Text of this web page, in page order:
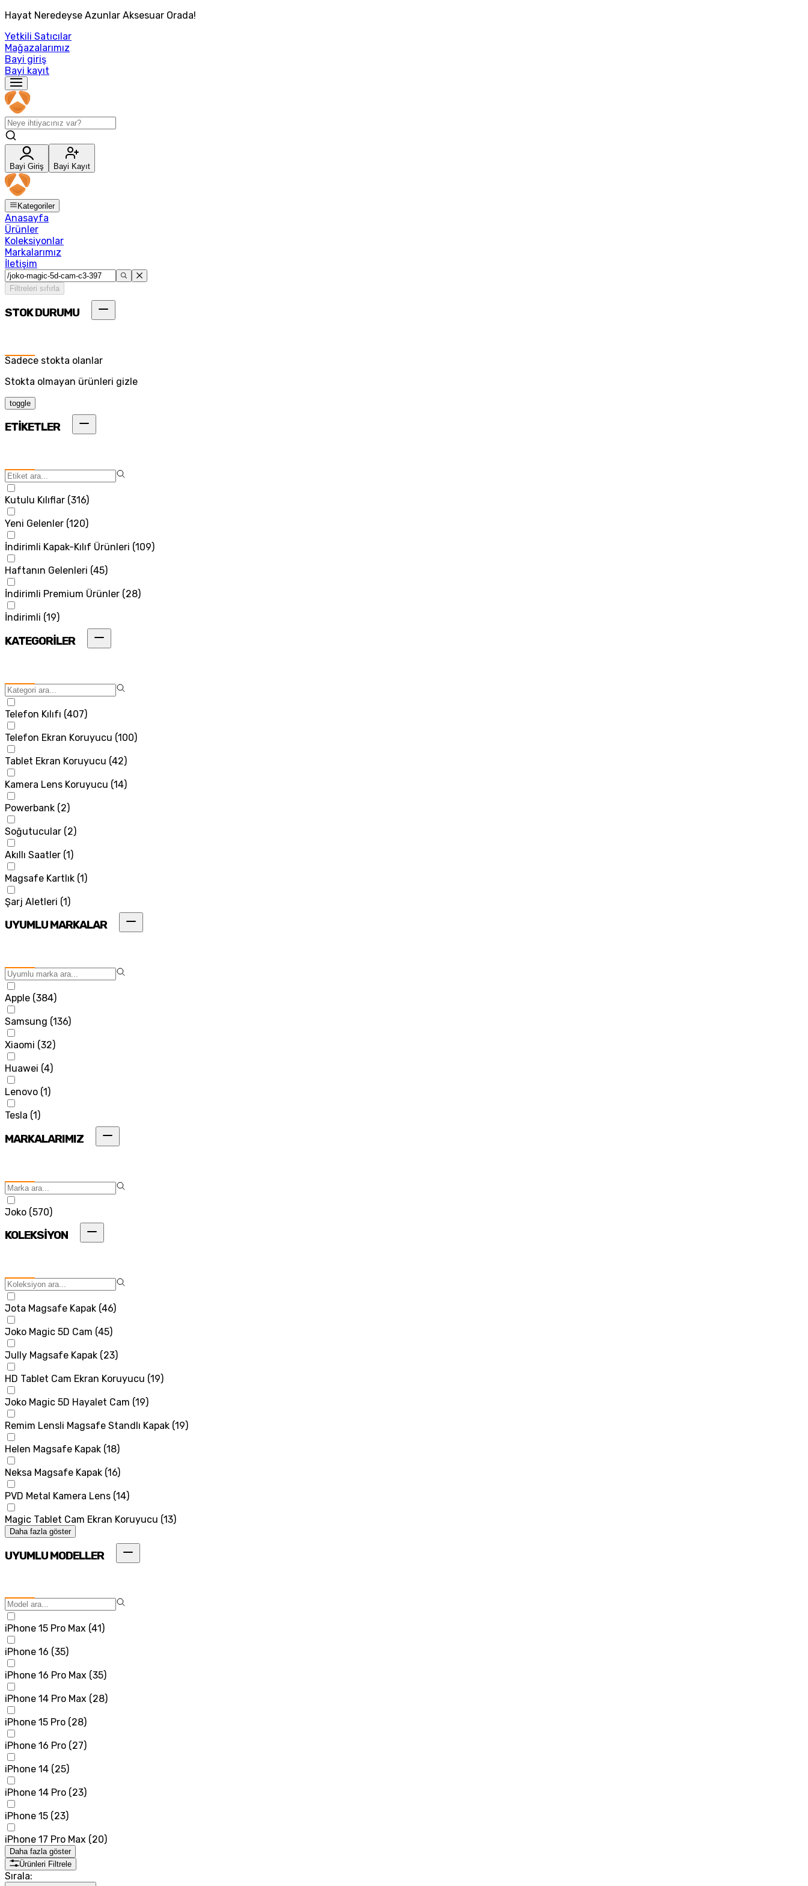
Hayat Neredeyse Azunlar Aksesuar Orada!
Yetkili Satıcılar
Mağazalarımız
Bayi giriş
Bayi kayıt
Bayi Giriş Bayi Kayıt
Kategoriler
Anasayfa
Ürünler
Koleksiyonlar
Markalarımız
İletişim
Filtreleri sıfırla
STOK DURUMU
Sadece stokta olanlar
Stokta olmayan ürünleri gizle
toggle
ETİKETLER
Kutulu Kılıflar (316)
Yeni Gelenler (120)
İndirimli Kapak-Kılıf Ürünleri (109)
Haftanın Gelenleri (45)
İndirimli Premium Ürünler (28)
İndirimli (19)
KATEGORİLER
Telefon Kılıfı (407)
Telefon Ekran Koruyucu (100)
Tablet Ekran Koruyucu (42)
Kamera Lens Koruyucu (14)
Powerbank (2)
Soğutucular (2)
Akıllı Saatler (1)
Magsafe Kartlık (1)
Şarj Aletleri (1)
UYUMLU MARKALAR
Apple (384)
Samsung (136)
Xiaomi (32)
Huawei (4)
Lenovo (1)
Tesla (1)
MARKALARIMIZ
Joko (570)
KOLEKSİYON
Jota Magsafe Kapak (46)
Joko Magic 5D Cam (45)
Jully Magsafe Kapak (23)
HD Tablet Cam Ekran Koruyucu (19)
Joko Magic 5D Hayalet Cam (19)
Remim Lensli Magsafe Standlı Kapak (19)
Helen Magsafe Kapak (18)
Neksa Magsafe Kapak (16)
PVD Metal Kamera Lens (14)
Magic Tablet Cam Ekran Koruyucu (13)
Daha fazla göster
UYUMLU MODELLER
iPhone 15 Pro Max (41 )
iPhone 16 (35)
iPhone 16 Pro Max (35)
iPhone 14 Pro Max (28)
iPhone 15 Pro (28)
iPhone 16 Pro (27)
iPhone 14 (25)
iPhone 14 Pro (23)
iPhone 15 (23)
iPhone 17 Pro Max (20)
Daha fazla göster
Ürünleri Filtrele
Sırala: